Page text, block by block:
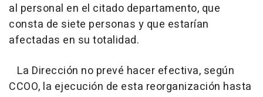
al personal en el citado departamento, que
consta de siete personas y que estarían
afectadas en su totalidad.
La Dirección no prevé hacer efectiva, según
CCOO, la ejecución de esta reorganización hasta